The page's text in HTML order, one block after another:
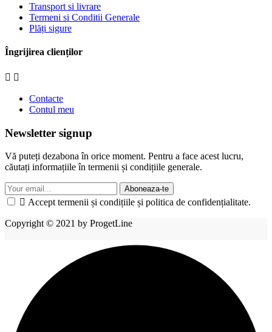
Transport si livrare
Termeni si Conditii Generale
Plăți sigure
Îngrijirea clienților
 
Contacte
Contul meu
Newsletter signup
Vă puteți dezabona în orice moment. Pentru a face acest lucru,
căutați informațiile în termenii și condițiile generale.
Aboneaza-te
 Accept termenii și condițiile și politica de confidențialitate.
Copyright © 2021 by ProgetLine